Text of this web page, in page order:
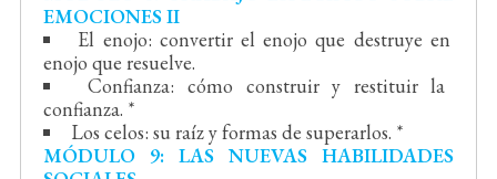
EMOCIONES II
El enojo: convertir el enojo que destruye en
enojo que resuelve.
Confianza: cómo construir y restituir la
confianza. *
Los celos: su raíz y formas de superarlos. *
MÓDULO 9: LAS NUEVAS HABILIDADES